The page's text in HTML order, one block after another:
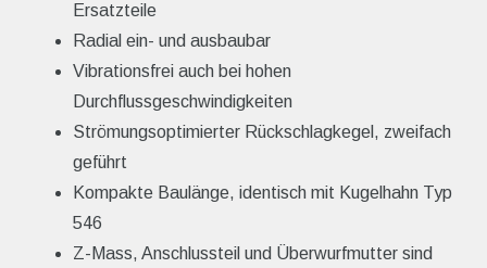
Ersatzteile
Radial ein- und ausbaubar
Vibrationsfrei auch bei hohen
Durchflussgeschwindigkeiten
Strömungsoptimierter Rückschlagkegel, zweifach
geführt
Kompakte Baulänge, identisch mit Kugelhahn Typ
546
Z-Mass, Anschlussteil und Überwurfmutter sind